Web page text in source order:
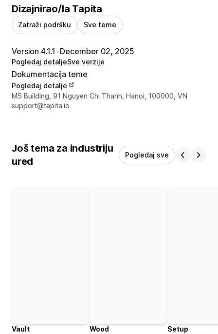
Dizajnirao/la Tapita
Zatraži podršku Sve teme
Version 4.1.1 •December 02, 2025
Pogledaj detaljeSve verzije
Dokumentacija teme
Pogledaj detalje
Podaci za kontakt dizajnera
M5 Building, 91 Nguyen Chi Thanh, Hanoi, 100000, VN
support@tapita.io
Još tema za industriju
ured
Pogledaj sve
Vault
Wood
Setup